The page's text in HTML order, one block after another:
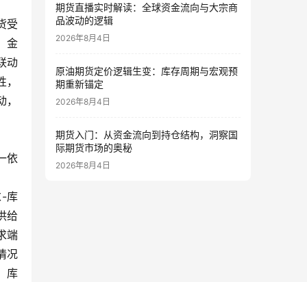
受
金
动
依
-库
给
端
况
库
期货直播实时解读：全球资金流向与大宗商
品波动的逻辑
2026年8月4日
原油期货定价逻辑生变：库存周期与宏观预
期重新锚定
2026年8月4日
期货入门：从资金流向到持仓结构，洞察国
际期货市场的奥秘
2026年8月4日